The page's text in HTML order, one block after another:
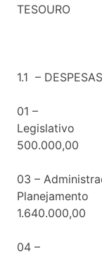
TESOURO
1.1 –
01 –
500.000,00
03 –
1.640.000,00
04 –